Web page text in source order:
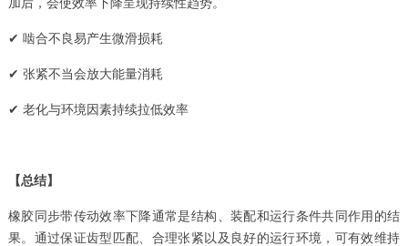
加后，会使效率下降呈现持续性趋势。
✔ 啮合不良易产生微滑损耗
✔ 张紧不当会放大能量消耗
✔ 老化与环境因素持续拉低效率
【总结】
橡胶同步带传动效率下降通常是结构、装配和运行条件共同作用的结
果。通过保证齿型匹配、合理张紧以及良好的运行环境，可有效维持